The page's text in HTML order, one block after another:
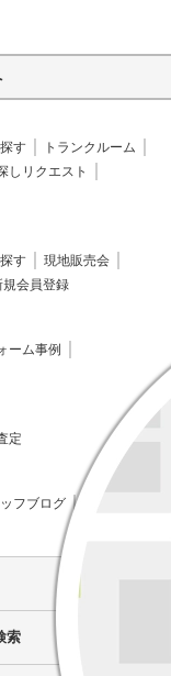
す
トランクルーム
しリクエスト
す
現地販売会
規会員登録
ーム事例
定
フブログ
索